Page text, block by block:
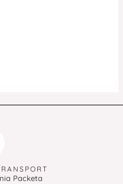
Packeta